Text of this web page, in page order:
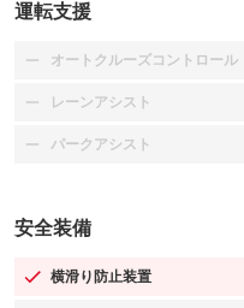
運転支援
オートクルーズコントロール
：装備なし
レーンアシスト
：装備なし
パークアシスト
：装備なし
安全装備
横滑り防止装置
：装備あり